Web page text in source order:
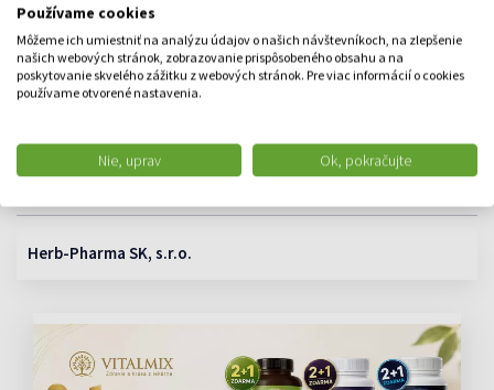
Používame cookies
Môžeme ich umiestniť na analýzu údajov o našich návštevníkoch, na zlepšenie
našich webových stránok, zobrazovanie prispôsobeného obsahu a na
poskytovanie skvelého zážitku z webových stránok. Pre viac informácií o cookies
používame otvorené nastavenia.
Nie, uprav Ok, pokračujte
Jedinečná kombinácia účinných látok v prípravku Stem Cells Botu
emulzia s kmeňovými bunkami proti mimickým vráskam predstavuje
revolučnú novinku v kozmetológii.
Viac na adc.sk
Informácia od dodávateľa
Metóda skladovania
: N - Normálna teplota
Herb-Pharma SK, s.r.o.